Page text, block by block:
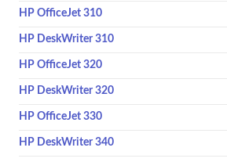
HP OfficeJet 310
HP DeskWriter 310
HP OfficeJet 320
HP DeskWriter 320
HP OfficeJet 330
HP DeskWriter 340